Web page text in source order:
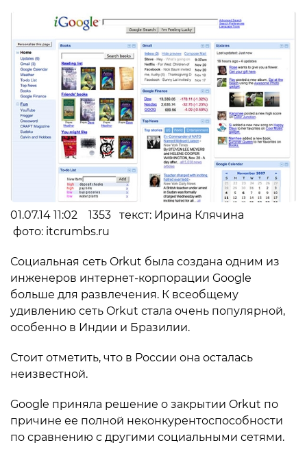
01.07.14 11:02 1353 текст: Ирина Клячина
фото: itcrumbs.ru
Социальная сеть Orkut была создана одним из
инженеров интернет-корпорации Google
больше для развлечения. К всеобщему
удивлению сеть Orkut стала очень популярной,
особенно в Индии и Бразилии.
Стоит отметить, что в России она осталась
неизвестной.
Google приняла решение о закрытии Orkut по
причине ее полной неконкурентоспособности
по сравнению с другими социальными сетями.